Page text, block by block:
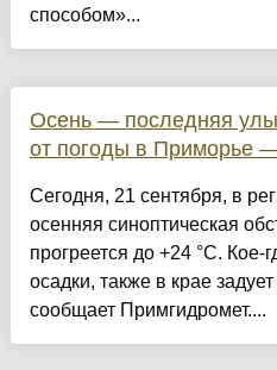
способом»...
Осень — последняя
от погоды в Приморье
Сегодня, 21 сентября, в
осенняя синоптическая
прогреется до +24 °С. Кое-
осадки, также в крае
сообщает Примгидромет....